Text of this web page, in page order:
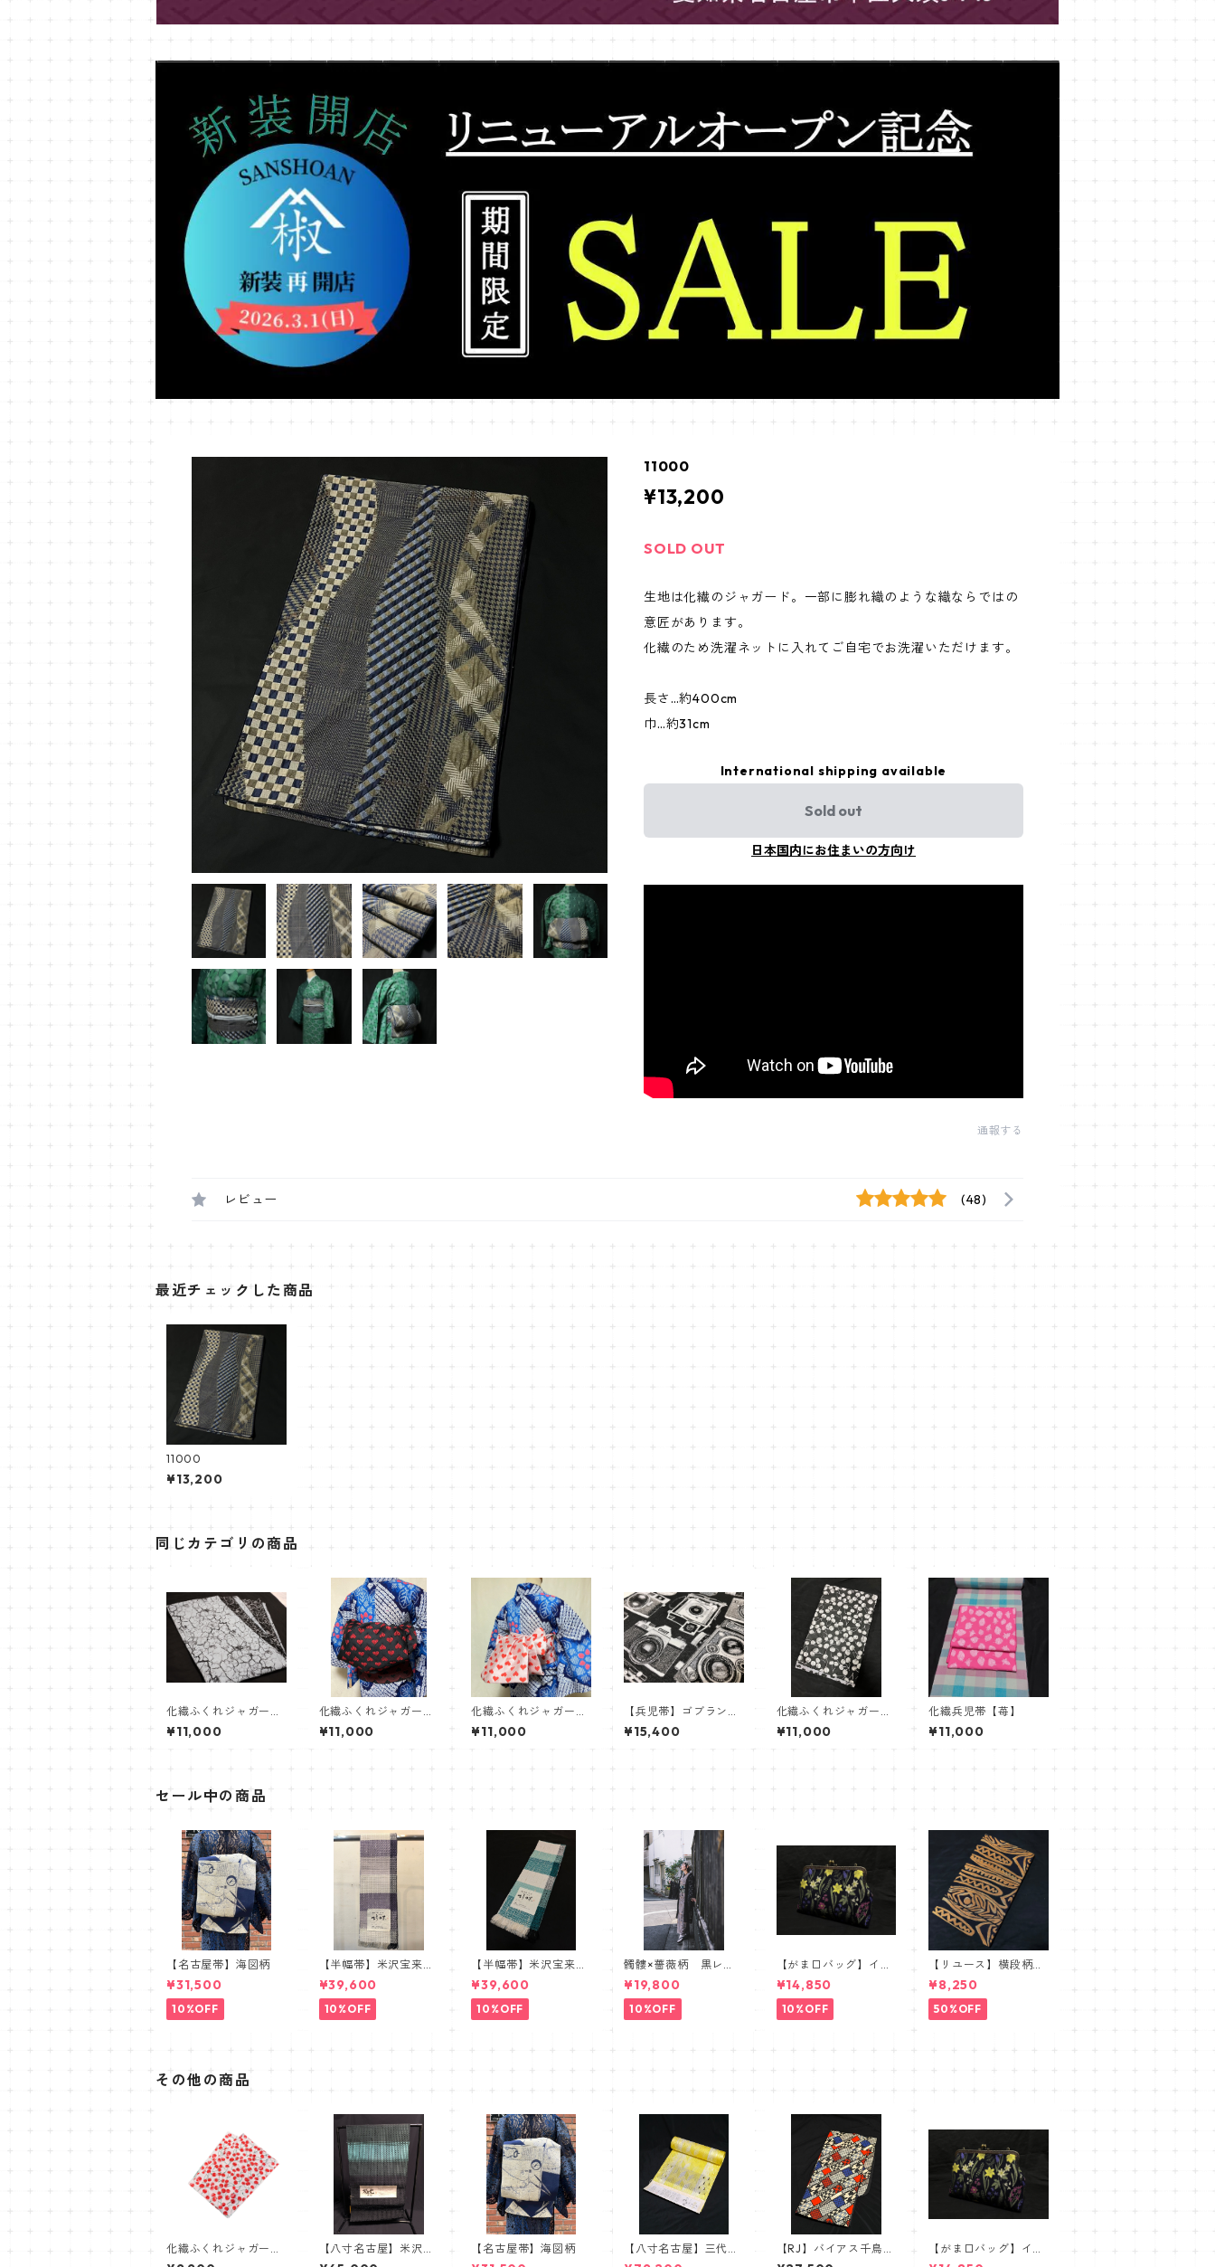
11000
¥13,200
SOLD OUT
生地は化繊のジャガード。一部に膨れ織のような織ならではの
意匠があります。
化繊のため洗濯ネットに入れてご自宅でお洗濯いただけます。
長さ…約400cm
巾…約31cm
International shipping available
Sold out
日本国内にお住まいの方向け
通報する
レビュー (48)
最近チェックした商品
11000
¥13,200
同じカテゴリの商品
化繊ふくれジャガード
兵児帯【大理石模様】
¥11,000
化繊ふくれジャガード
織兵児帯【黒ハート】
¥11,000
化繊ふくれジャガード
織兵児帯【白ハート】
¥11,000
【兵児帯】ゴブラン織
カメラ
¥15,400
化繊ふくれジャガード
織り兵児帯【黒さくら
んぼ】
¥11,000
化繊兵児帯【苺】
¥11,000
セール中の商品
【名古屋帯】海図柄
¥31,500
10%OFF
【半幅帯】米沢宝来
織 近賢織物謹製 胡
蝶 ラベンダー
¥39,600
10%OFF
【半幅帯】米沢宝来
織・近賢織物謹製【単
衣仕立て】
¥39,600
10%OFF
髑髏×薔薇柄 黒レー
ス羽織 髑髏 薔薇
スカル ローズ
¥19,800
10%OFF
【がま口バッグ】イタ
リアジャガードボタニ
カル【ワイドサイズ】
¥14,850
10%OFF
【リユース】横段柄洒
落袋帯【本袋織】
¥8,250
50%OFF
その他の商品
化繊ふくれジャガード
織兵児帯【さくらん
【八寸名古屋】米沢
織 近賢織物 おしゃ
【名古屋帯】海図柄
【八寸名古屋】三代
目・博鳳謹製 三軸組
【RJ】バイアス千鳥片
身 綿ゆかた 浴衣
【がま口バッグ】イタ
リアジャガードボタニ